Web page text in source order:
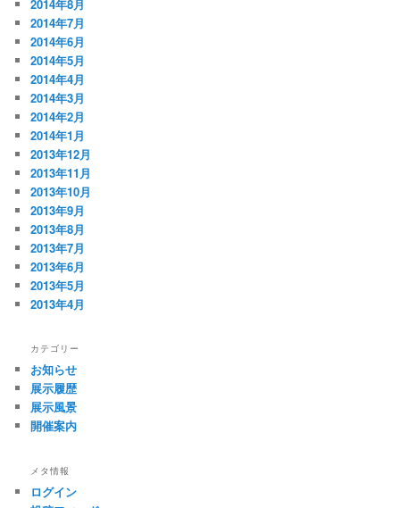
2014年8月
2014年7月
2014年6月
2014年5月
2014年4月
2014年3月
2014年2月
2014年1月
2013年12月
2013年11月
2013年10月
2013年9月
2013年8月
2013年7月
2013年6月
2013年5月
2013年4月
カテゴリー
お知らせ
展示履歴
展示風景
開催案内
メタ情報
ログイン